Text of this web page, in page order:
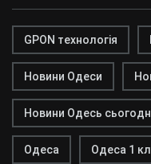
GPON технологія
Новини Одеси
Новини Одесь
Одеса Одеса 1